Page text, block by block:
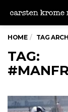
HOME TAG
TAG: